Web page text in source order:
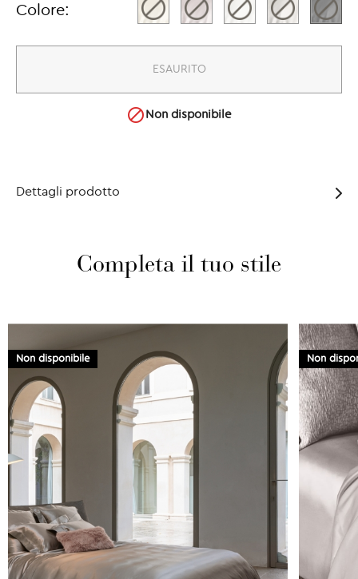
Colore:
ESAURITO
 Non disponibile
Dettagli prodotto
Completa il tuo stile
Non disponibile Non